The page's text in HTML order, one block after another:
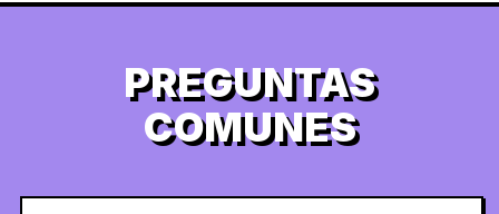
PREGUNTAS
COMUNES